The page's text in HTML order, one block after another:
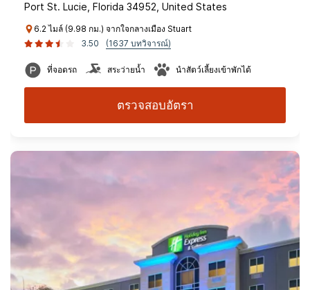
Port St. Lucie, Florida 34952, United States
6.2 ไมล์ (9.98 กม.) จากใจกลางเมือง Stuart
3.50
(1637 บทวิจารณ์)
ที่จอดรถ สระว่ายน้ำ นำสัตว์เลี้ยงเข้าพักได้
ตรวจสอบอัตรา